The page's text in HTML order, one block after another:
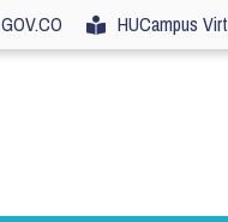
GOV.CO HUCampus